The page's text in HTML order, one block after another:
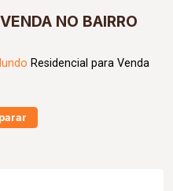
NO BAIRRO
Residencial para Venda